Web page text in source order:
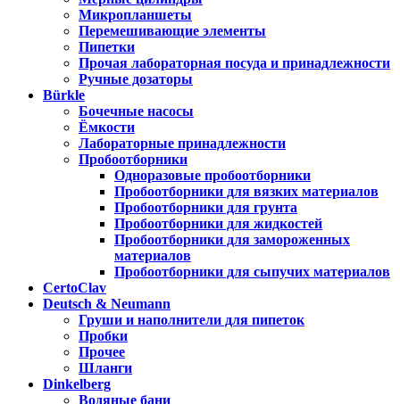
Микропланшеты
Перемешивающие элементы
Пипетки
Прочая лабораторная посуда и принадлежности
Ручные дозаторы
Bürkle
Бочечные насосы
Ёмкости
Лабораторные принадлежности
Пробоотборники
Одноразовые пробоотборники
Пробоотборники для вязких материалов
Пробоотборники для грунта
Пробоотборники для жидкостей
Пробоотборники для замороженных
материалов
Пробоотборники для сыпучих материалов
CertoClav
Deutsch & Neumann
Груши и наполнители для пипеток
Пробки
Прочее
Шланги
Dinkelberg
Водяные бани